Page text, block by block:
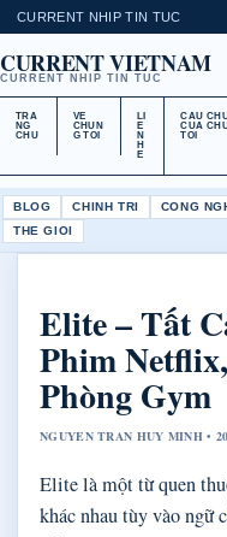
CURRENT NHIP TIN TUC
CURRENT VIETNAM
CURRENT NHIP TIN TUC
TRA
NG
CHU
VE
CHUN
G TOI
LI
E
N
H
E
CAU
CUA
TOI
BLOG CHINH TRI CONG
THE GIOI
Elite – Tất
Phim
Phòng Gym
NGUYEN TRAN HUY MINH •
Elite là một từ quen
khác nhau tùy vào